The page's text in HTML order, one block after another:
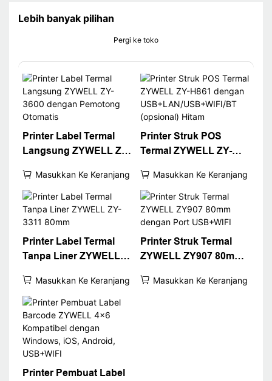
Lebih banyak pilihan
Pergi ke toko
Printer Label Termal
Langsung ZYWELL ZY-
Pemotong Otomatis
Masukkan Ke Keranjang
Printer Struk POS
Termal ZYWELL ZY-
USB+LAN/USB+WIFI/B
T (opsional) Hitam
Masukkan Ke Keranjang
Printer Label Termal
Tanpa Liner ZYWELL
Masukkan Ke Keranjang
Printer Struk Termal
ZYWELL ZY907 80mm
Masukkan Ke Keranjang
Printer Pembuat Label